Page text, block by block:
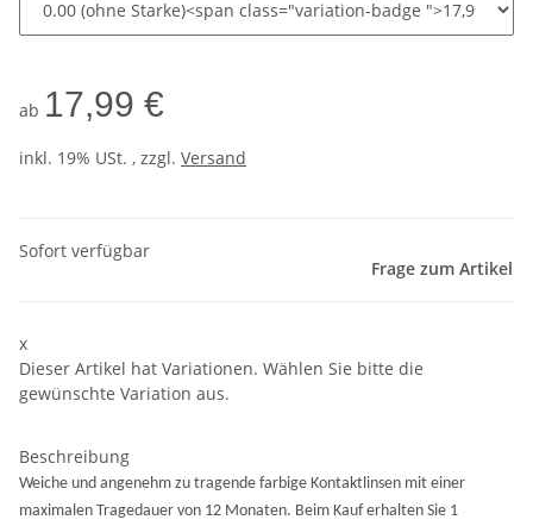
ab 17,99 €
inkl. 19% USt. , zzgl. Versand
Sofort verfügbar
Frage zum Artikel
x
Dieser Artikel hat Variationen. Wählen Sie bitte die
gewünschte Variation aus.
Beschreibung
Weiche und angenehm zu tragende farbige Kontaktlinsen mit einer
maximalen Tragedauer von 12 Monaten. Beim Kauf erhalten Sie 1